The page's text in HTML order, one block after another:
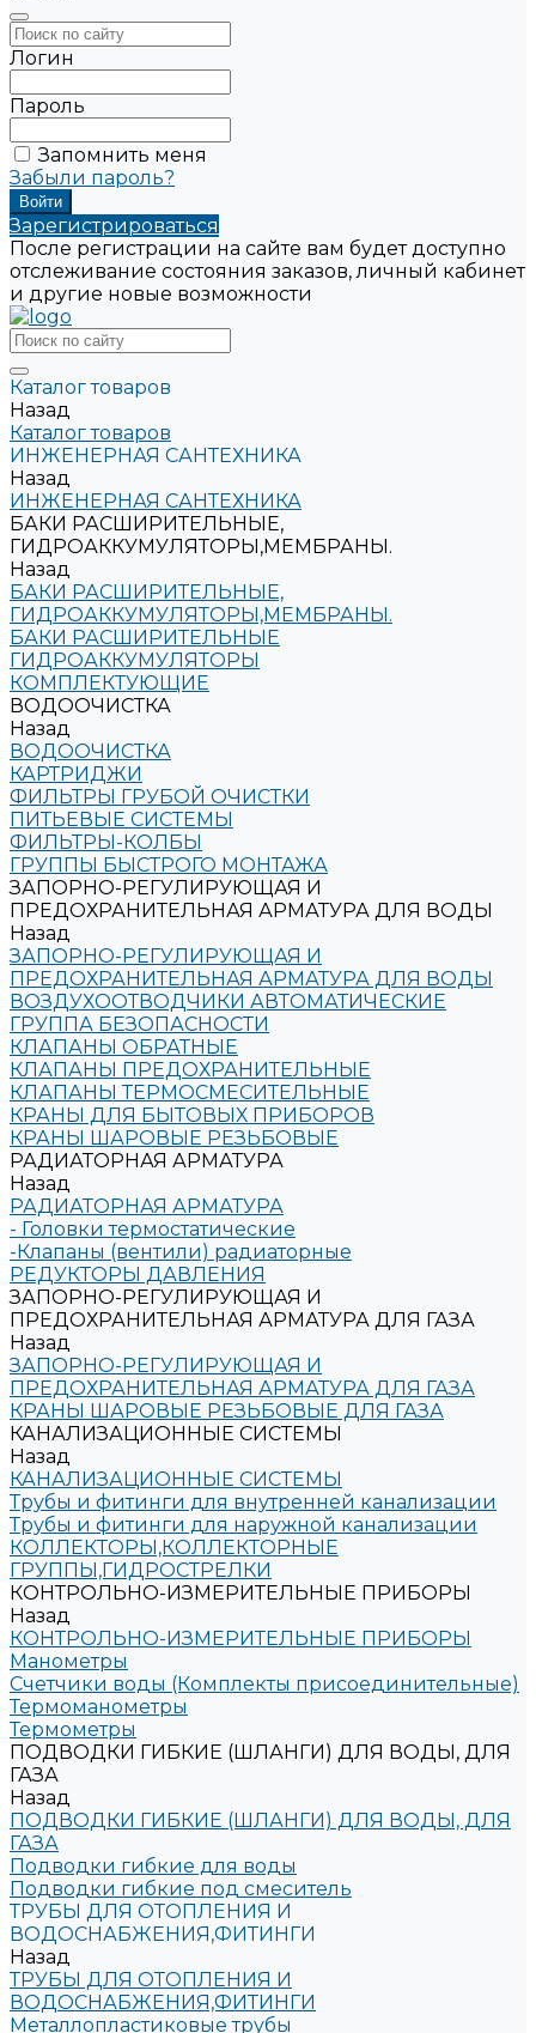
Логин
Пароль
Запомнить меня
Забыли пароль?
Зарегистрироваться
После регистрации на сайте вам будет доступно
отслеживание состояния заказов, личный кабинет
и другие новые возможности
Каталог товаров
Назад
Каталог товаров
ИНЖЕНЕРНАЯ САНТЕХНИКА
Назад
ИНЖЕНЕРНАЯ САНТЕХНИКА
БАКИ РАСШИРИТЕЛЬНЫЕ,
ГИДРОАККУМУЛЯТОРЫ,МЕМБРАНЫ.
Назад
БАКИ РАСШИРИТЕЛЬНЫЕ,
ГИДРОАККУМУЛЯТОРЫ,МЕМБРАНЫ.
БАКИ РАСШИРИТЕЛЬНЫЕ
ГИДРОАККУМУЛЯТОРЫ
КОМПЛЕКТУЮЩИЕ
ВОДООЧИСТКА
Назад
ВОДООЧИСТКА
КАРТРИДЖИ
ФИЛЬТРЫ ГРУБОЙ ОЧИСТКИ
ПИТЬЕВЫЕ СИСТЕМЫ
ФИЛЬТРЫ-КОЛБЫ
ГРУППЫ БЫСТРОГО МОНТАЖА
ЗАПОРНО-РЕГУЛИРУЮЩАЯ И
ПРЕДОХРАНИТЕЛЬНАЯ АРМАТУРА ДЛЯ ВОДЫ
Назад
ЗАПОРНО-РЕГУЛИРУЮЩАЯ И
ПРЕДОХРАНИТЕЛЬНАЯ АРМАТУРА ДЛЯ ВОДЫ
ВОЗДУХООТВОДЧИКИ АВТОМАТИЧЕСКИЕ
ГРУППА БЕЗОПАСНОСТИ
КЛАПАНЫ ОБРАТНЫЕ
КЛАПАНЫ ПРЕДОХРАНИТЕЛЬНЫЕ
КЛАПАНЫ ТЕРМОСМЕСИТЕЛЬНЫЕ
КРАНЫ ДЛЯ БЫТОВЫХ ПРИБОРОВ
КРАНЫ ШАРОВЫЕ РЕЗЬБОВЫЕ
РАДИАТОРНАЯ АРМАТУРА
Назад
РАДИАТОРНАЯ АРМАТУРА
- Головки термостатические
-Клапаны (вентили) радиаторные
РЕДУКТОРЫ ДАВЛЕНИЯ
ЗАПОРНО-РЕГУЛИРУЮЩАЯ И
ПРЕДОХРАНИТЕЛЬНАЯ АРМАТУРА ДЛЯ ГАЗА
Назад
ЗАПОРНО-РЕГУЛИРУЮЩАЯ И
ПРЕДОХРАНИТЕЛЬНАЯ АРМАТУРА ДЛЯ ГАЗА
КРАНЫ ШАРОВЫЕ РЕЗЬБОВЫЕ ДЛЯ ГАЗА
КАНАЛИЗАЦИОННЫЕ СИСТЕМЫ
Назад
КАНАЛИЗАЦИОННЫЕ СИСТЕМЫ
Трубы и фитинги для внутренней канализации
Трубы и фитинги для наружной канализации
КОЛЛЕКТОРЫ,КОЛЛЕКТОРНЫЕ
ГРУППЫ,ГИДРОСТРЕЛКИ
КОНТРОЛЬНО-ИЗМЕРИТЕЛЬНЫЕ ПРИБОРЫ
Назад
КОНТРОЛЬНО-ИЗМЕРИТЕЛЬНЫЕ ПРИБОРЫ
Манометры
Счетчики воды (Комплекты присоединительные)
Термоманометры
Термометры
ПОДВОДКИ ГИБКИЕ (ШЛАНГИ) ДЛЯ ВОДЫ, ДЛЯ
ГАЗА
Назад
ПОДВОДКИ ГИБКИЕ (ШЛАНГИ) ДЛЯ ВОДЫ, ДЛЯ
ГАЗА
Подводки гибкие для воды
Подводки гибкие под смеситель
ТРУБЫ ДЛЯ ОТОПЛЕНИЯ И
ВОДОСНАБЖЕНИЯ,ФИТИНГИ
Назад
ТРУБЫ ДЛЯ ОТОПЛЕНИЯ И
ВОДОСНАБЖЕНИЯ,ФИТИНГИ
Металлопластиковые трубы